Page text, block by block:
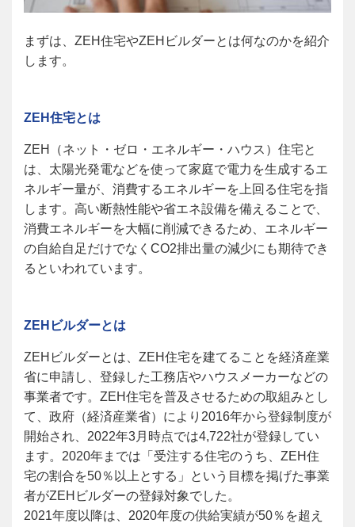
まずは、ZEH住宅やZEHビルダーとは何なのかを紹介
します。
ZEH住宅とは
ZEH
（ネット・ゼロ・エネルギー・ハウス）住宅と
は、太陽光発電などを使って家庭で電力を生成するエ
ネルギー量が、消費するエネルギーを上回る住宅を指
します。高い断熱性能や省エネ設備を備えることで、
消費エネルギーを大幅に削減できるため、エネルギー
の自給自足だけでなくCO2排出量の減少にも期待でき
るといわれています。
ZEH ビルダーとは
ZEH ビルダーとは、ZEH住宅を建てることを経済産業
省に申請し、登録した工務店やハウスメーカーなどの
事業者です。ZEH住宅を普及させるための取組みとし
て、政府（経済産業省）により2016年から登録制度が
開始され、2022年3月時点では4,722社が登録してい
ます。2020年までは「受注する住宅のうち、ZEH住
宅の割合を50％以上とする」という目標を掲げた事業
者がZEHビルダーの登録対象でした。
2021年度以降は、2020年度の供給実績が50％を超え